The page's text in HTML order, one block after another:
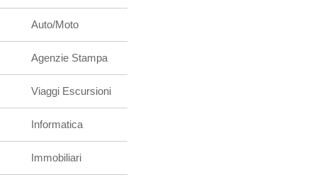
Auto/Moto
Agenzie Stampa
Viaggi Escursioni
Informatica
Immobiliari